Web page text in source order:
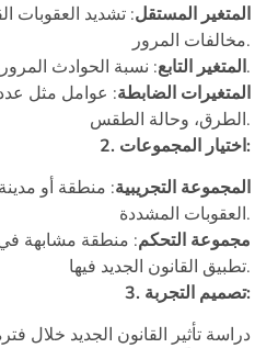
المتغير المستقل: تشديد العقوبات
مخالفات المرور.
المتغير التابع: نسبة الحوادث المرورية.
المتغيرات الضابطة: عوامل مثل
الطرق، وحالة الطقس.
2. اختيار المجموعات:
المجموعة التجريبية: منطقة أو
العقوبات المشددة.
مجموعة التحكم: منطقة مشابهة
تطبيق القانون الجديد فيها.
3. تصميم التجربة: